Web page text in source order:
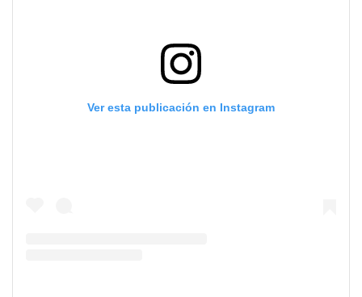
Ver esta publicación en Instagram